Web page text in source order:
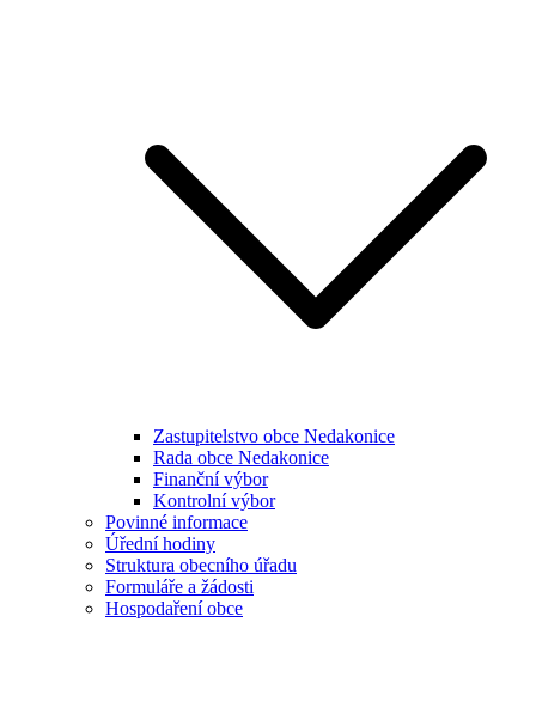
Zastupitelstvo obce Nedakonice
Rada obce Nedakonice
Finanční výbor
Kontrolní výbor
Povinné informace
Úřední hodiny
Struktura obecního úřadu
Formuláře a žádosti
Hospodaření obce